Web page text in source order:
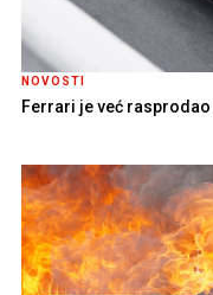
NOVOSTI
Ferrari je već